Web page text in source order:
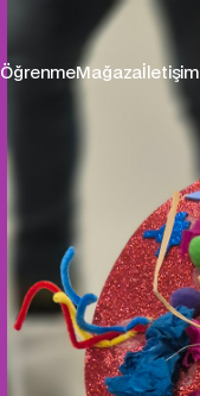
ÖğrenmeMağazaİletişim